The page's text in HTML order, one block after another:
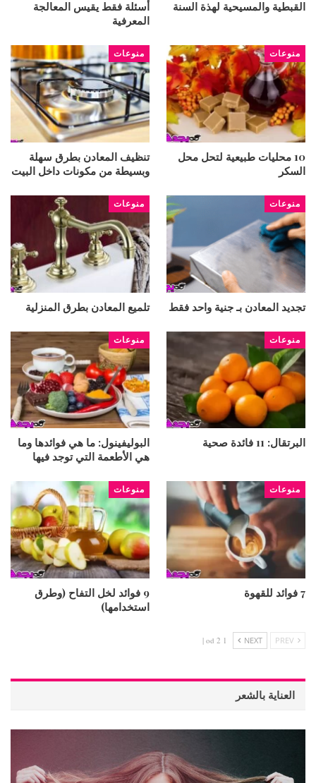
القبطية والمسيحية لهذة السنة
أسئلة فقط يقيس المعالجة
المعرفية
منوعات
10 محليات طبيعية لتحل محل
السكر
منوعات
تنظيف المعادن بطرق سهلة
وبسيطة من مكونات داخل البيت
منوعات
تجديد المعادن بـ جنية واحد فقط
منوعات
تلميع المعادن بطرق المنزلية
منوعات
البرتقال: 11 فائدة صحية
منوعات
البوليفينول: ما هي فوائدها وما
هي الأطعمة التي توجد فيها
منوعات
7 فوائد للقهوة
منوعات
9 فوائد لخل التفاح (وطرق
استخدامها)
NEXT
1 od 2 |
العناية بالشعر